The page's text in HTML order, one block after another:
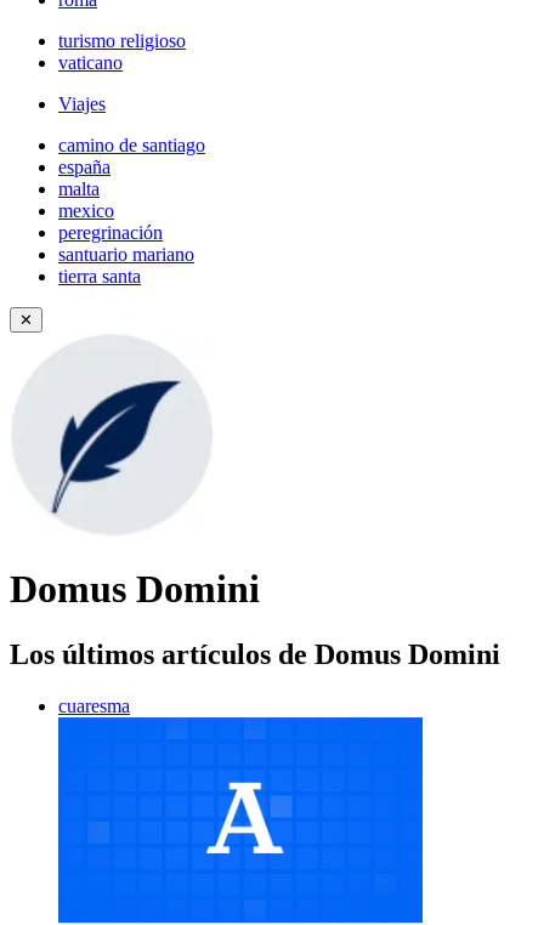
turismo religioso
vaticano
Viajes
camino de santiago
españa
malta
mexico
peregrinación
santuario mariano
tierra santa
✕
Domus Domini
Los últimos artículos de Domus Domini
cuaresma